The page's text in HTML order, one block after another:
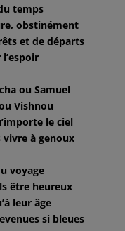
temps
obstinément
et de départs
ou Samuel
Vishnou
le ciel
à genoux
voyage
être heureux
leur âge
si bleues